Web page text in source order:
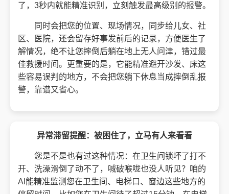
了，3秒内就能精准识别，立刻触发最高级别的报警。
同时会把您的位置、现场情况，同步给儿女、社
区、医院，还会留存好事发前后的记录，方便医生了
解情况，绝不让您摔倒后躺在地上无人问津，错过最
佳救援时间。更重要的是，它能精准避开沙发、床这
些容易误判的地方，不会把您躺下休息当成摔倒乱报
警，靠谱又省心。
异常滞留提醒：被困住了，立马有人来看看
您是不是也有过这种情况：在卫生间锁坏了打不
开、洗澡滑倒了动不了，喊破喉咙也没人听见？咱的
AI能精准监测您在卫生间、电梯口、窗边这些地方的